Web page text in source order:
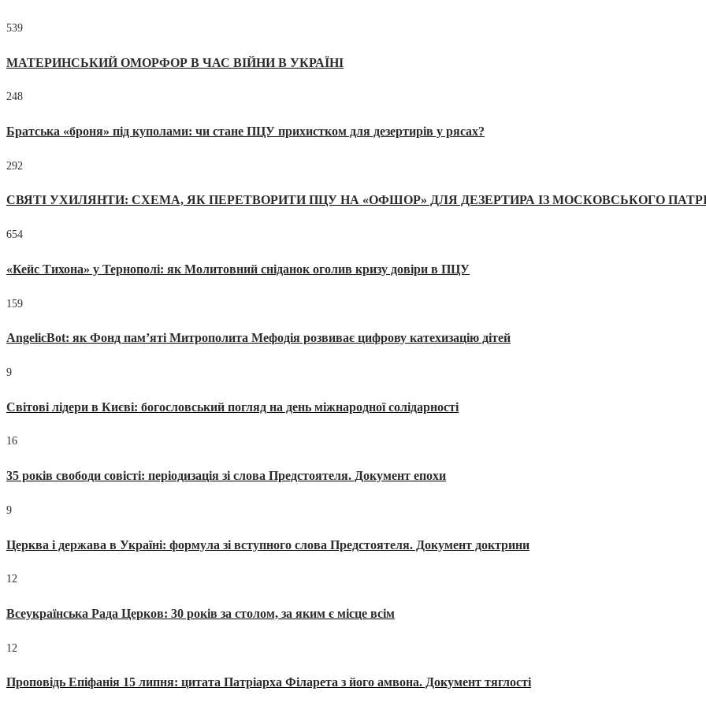
539
МАТЕРИНСЬКИЙ ОМОРФОР В ЧАС ВІЙНИ В УКРАЇНІ
248
Братська «броня» під куполами: чи стане ПЦУ прихистком для дезертирів у рясах?
292
СВЯТІ УХИЛЯНТИ: СХЕМА, ЯК ПЕРЕТВОРИТИ ПЦУ НА «ОФШОР» ДЛЯ ДЕЗЕРТИРА ІЗ МОСКОВСЬКОГО
654
«Кейс Тихона» у Тернополі: як Молитовний сніданок оголив кризу довіри в ПЦУ
159
AngelicBot: як Фонд пам’яті Митрополита Мефодія розвиває цифрову катехизацію дітей
9
Світові лідери в Києві: богословський погляд на день міжнародної солідарності
16
35 років свободи совісті: періодизація зі слова Предстоятеля. Документ епохи
9
Церква і держава в Україні: формула зі вступного слова Предстоятеля. Документ доктрини
12
Всеукраїнська Рада Церков: 30 років за столом, за яким є місце всім
12
Проповідь Епіфанія 15 липня: цитата Патріарха Філарета з його амвона. Документ тяглості